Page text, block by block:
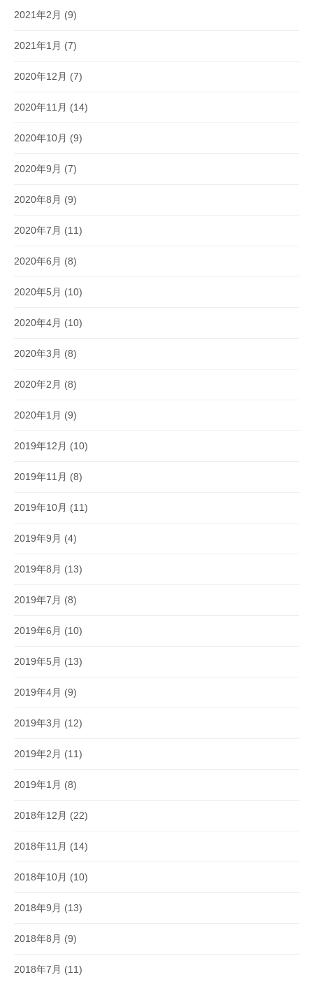
2021年2月 (9)
2021年1月 (7)
2020年12月 (7)
2020年11月 (14)
2020年10月 (9)
2020年9月 (7)
2020年8月 (9)
2020年7月 (11)
2020年6月 (8)
2020年5月 (10)
2020年4月 (10)
2020年3月 (8)
2020年2月 (8)
2020年1月 (9)
2019年12月 (10)
2019年11月 (8)
2019年10月 (11)
2019年9月 (4)
2019年8月 (13)
2019年7月 (8)
2019年6月 (10)
2019年5月 (13)
2019年4月 (9)
2019年3月 (12)
2019年2月 (11)
2019年1月 (8)
2018年12月 (22)
2018年11月 (14)
2018年10月 (10)
2018年9月 (13)
2018年8月 (9)
2018年7月 (11)